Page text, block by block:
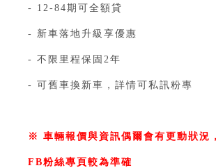
- 12-84期可全額貸⁣⁣⁣⁣⁣⁣⁣⁣⁣⁣
- 新車落地升級享優惠⁣⁣⁣⁣⁣⁣ ⁣⁣⁣⁣
- 不限里程保固2年
- 可舊車換新車，詳情可私訊粉專⁣⁣⁣⁣
※ 車輛報價與資訊偶爾會有更動狀況
FB粉絲專頁較為準確